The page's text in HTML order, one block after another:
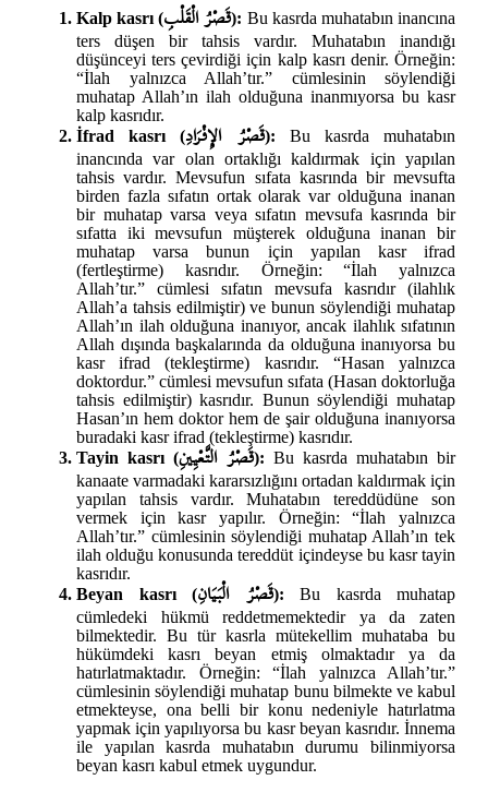
Kalp kasrı (قَصْرُ الْقَلْبِ): Bu kasrda muhatabın inancına
ters düşen bir tahsis vardır. Muhatabın inandığı
düşünceyi ters çevirdiği için kalp kasrı denir. Örneğin:
“İlah yalnızca Allah’tır.” cümlesinin söylendiği
muhatap Allah’ın ilah olduğuna inanmıyorsa bu kasr
kalp kasrıdır.
İfrad kasrı (قَصْرُ الإِفْرَادِ): Bu kasrda muhatabın
inancında var olan ortaklığı kaldırmak için yapılan
tahsis vardır. Mevsufun sıfata kasrında bir mevsufta
birden fazla sıfatın ortak olarak var olduğuna inanan
bir muhatap varsa veya sıfatın mevsufa kasrında bir
sıfatta iki mevsufun müşterek olduğuna inanan bir
muhatap varsa bunun için yapılan kasr ifrad
(fertleştirme) kasrıdır. Örneğin: “İlah yalnızca
Allah’tır.” cümlesi sıfatın mevsufa kasrıdır (ilahlık
Allah’a tahsis edilmiştir) ve bunun söylendiği muhatap
Allah’ın ilah olduğuna inanıyor, ancak ilahlık sıfatının
Allah dışında başkalarında da olduğuna inanıyorsa bu
kasr ifrad (tekleştirme) kasrıdır. “Hasan yalnızca
doktordur.” cümlesi mevsufun sıfata (Hasan doktorluğa
tahsis edilmiştir) kasrıdır. Bunun söylendiği muhatap
Hasan’ın hem doktor hem de şair olduğuna inanıyorsa
buradaki kasr ifrad (tekleştirme) kasrıdır.
Tayin kasrı (قَصْرُ التَّعْيِينِ): Bu kasrda muhatabın bir
kanaate varmadaki kararsızlığını ortadan kaldırmak için
yapılan tahsis vardır. Muhatabın tereddüdüne son
vermek için kasr yapılır. Örneğin: “İlah yalnızca
Allah’tır.” cümlesinin söylendiği muhatap Allah’ın tek
ilah olduğu konusunda tereddüt içindeyse bu kasr tayin
kasrıdır.
Beyan kasrı (قَصْرُ الْبَيَانِ): Bu kasrda muhatap
cümledeki hükmü reddetmemektedir ya da zaten
bilmektedir. Bu tür kasrla mütekellim muhataba bu
hükümdeki kasrı beyan etmiş olmaktadır ya da
hatırlatmaktadır. Örneğin: “İlah yalnızca Allah’tır.”
cümlesinin söylendiği muhatap bunu bilmekte ve kabul
etmekteyse, ona belli bir konu nedeniyle hatırlatma
yapmak için yapılıyorsa bu kasr beyan kasrıdır. İnnema
ile yapılan kasrda muhatabın durumu bilinmiyorsa
beyan kasrı kabul etmek uygundur.